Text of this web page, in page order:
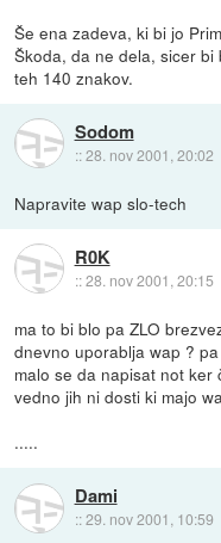
Še ena zadeva, ki bi jo
Škoda, da ne dela, sicer
teh 140 znakov.
Sodom
::28. nov 2001, 20:02
Napravite wap slo-tech
R0K
::28. nov 2001, 20:15
ma to bi blo pa ZLO
dnevno uporablja wap ?
malo se da napisat not
vedno jih ni dosti ki majo
.....
Dami
::29. nov 2001, 10:59